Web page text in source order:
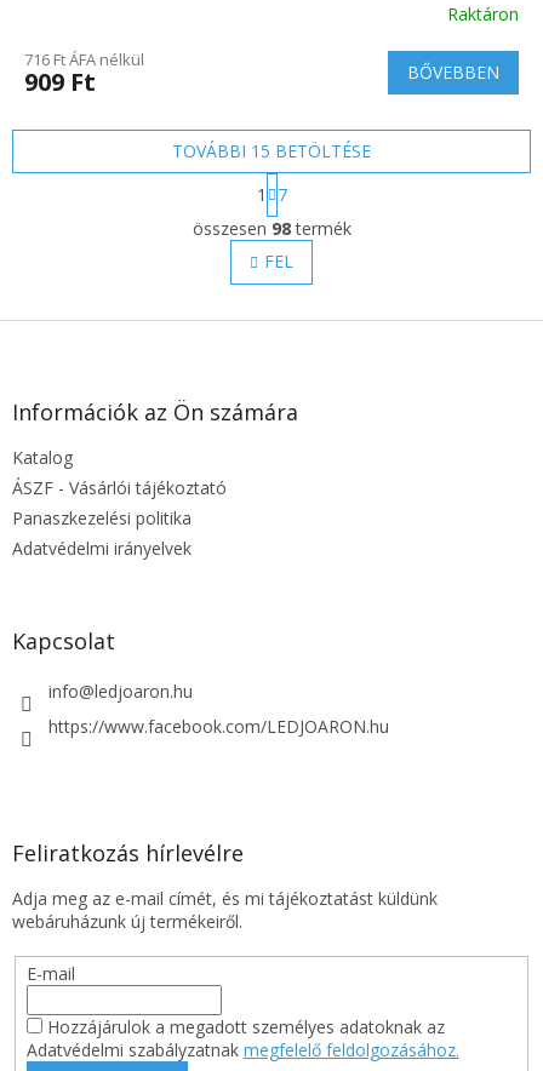
Raktáron
716 Ft ÁFA nélkül
909 Ft BŐVEBBEN
L
i
s
t
i
n
y
TOVÁBBI 15 BETÖLTÉSE
L
a
p
o
z
á
1
7
összesen 98termék
FEL
L
Információk az Ön számára
Katalog
ÁSZF - Vásárlói tájékoztató
Panaszkezelési politika
Adatvédelmi irányelvek
Kapcsolat
info@ledjoaron.hu
https://www.facebook.com/LEDJOARON.hu
Feliratkozás hírlevélre
Adja meg az e-mail címét, és mi tájékoztatást küldünk
webáruházunk új termékeiről.
E-mail
Hozzájárulok a megadott személyes adatoknak az
Adatvédelmi szabályzatnak megfelelő feldolgozásához.